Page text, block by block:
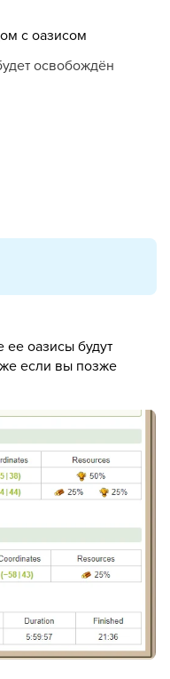
с оазисом
освобождён
ее оазисы будут
если вы позже